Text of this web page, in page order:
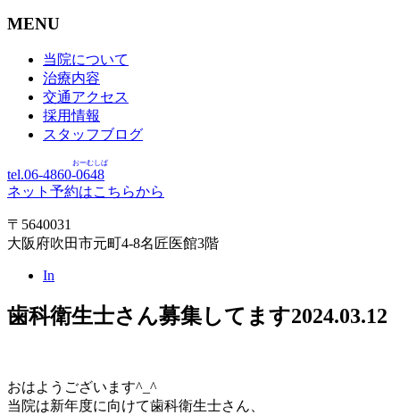
MENU
当院について
治療内容
交通アクセス
採用情報
スタッフブログ
tel.06-4860-0648
おーむしば
ネット予約はこちらから
〒5640031
大阪府吹田市元町4-8名匠医館3階
In
歯科衛生士さん募集してます2024.03.12
おはようございます^_^
当院は新年度に向けて歯科衛生士さん、